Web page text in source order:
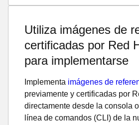
Utiliza imágenes de
certificadas por Red
para implementarse
Implementa imágenes de
previamente y certificadas por
directamente desde la consola
línea de comandos (CLI) de la